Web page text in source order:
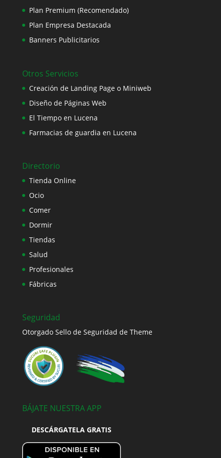
Plan Premium (Recomendado)
Plan Empresa Destacada
Banners Publicitarios
Otros Servicios
Creación de Landing Page o Miniweb
Diseño de Páginas Web
El Tiempo en Lucena
Farmacias de guardia en Lucena
Directorio
Tienda Online
Ocio
Comer
Dormir
Tiendas
Salud
Profesionales
Fábricas
Seguridad
Otorgado Sello de Seguridad de Theme
BÁJATE NUESTRA APP
DESCÁRGATELA GRATIS